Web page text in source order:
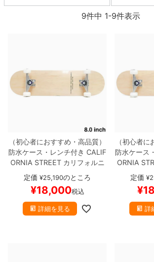
9件中 1-9件表示
（初心者におすすめ・高品質）
防水ケース・レンチ付き CALIF
ORNIA STREETカリフォルニ
アストリート
スケートボード完成品 SIMP
LE CLEAR 8.0スケートボード
スケボー
定価 ¥25,190のところ
¥18,000税込
詳細を見る
（初心者に
防水ケース
ORNIA
アストリート
スケート
LE CLEAR
ーザー）ス
定価 ¥
¥
詳
9.0inch以上
シェイプデッキ